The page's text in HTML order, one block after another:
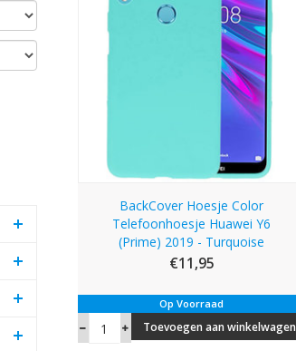
BackCover Hoesje Color
Telefoonhoesje Huawei Y6
(Prime) 2019 - Turquoise
€11,95
Op Voorraad
Toevoegen aan winkelwagen